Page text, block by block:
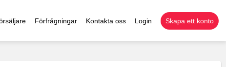
Förfrågningar Kontakta oss Login Skapa ett konto